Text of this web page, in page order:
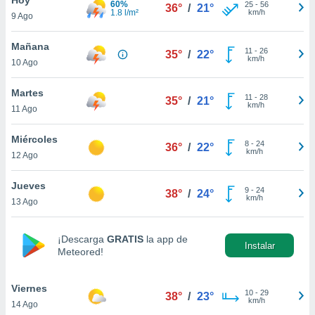
en
más
nuestra
de
aceptar
de
9 Ago
60%
1.8 l/m²
36° / 21° 25- 56
km/h
Mañana
10 Ago
35° / 22° 11 - 26
km/h
Martes
11 Ago
35° / 21° 11 - 28
km/h
Miércoles
12 Ago
36° / 22° 8- 24
km/h
Jueves
13 Ago
38° / 24° 9- 24
km/h
¡Descarga GRATIS la app de
Meteored!
Instalar
Viernes
14 Ago
38° / 23° 10- 29
km/h